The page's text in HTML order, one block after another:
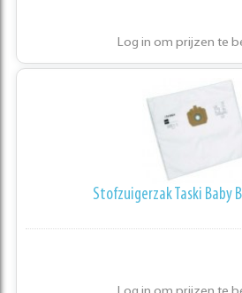
Log in om prijzen te
Stofzuigerzak Taski Baby